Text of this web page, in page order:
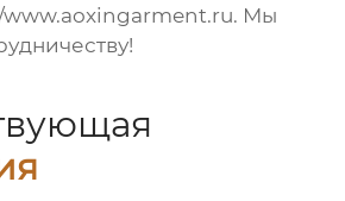
. Мы